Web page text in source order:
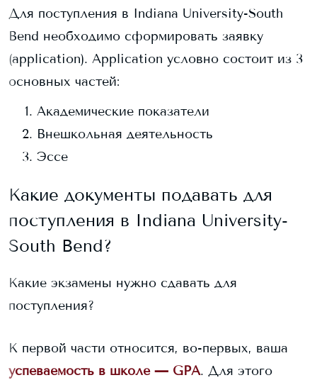
Для поступления в Indiana University-South
Bend необходимо сформировать заявку
(application). Application условно состоит из 3
основных частей:
Академические показатели
Внешкольная деятельность
Эссе
Какие документы подавать для
поступления в Indiana University-
South Bend?
Какие экзамены нужно сдавать для
поступления?
К первой части относится, во-первых, ваша
успеваемость в школе — GPA. Для этого